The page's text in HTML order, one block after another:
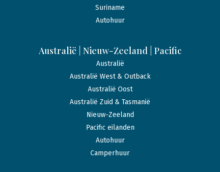
Suriname
Autohuur
Australië | Nieuw-Zeeland | Pacific
Australië
Australië West & Outback
Australië Oost
Australië Zuid & Tasmanië
Nieuw-Zeeland
Pacific eilanden
Autohuur
Camperhuur